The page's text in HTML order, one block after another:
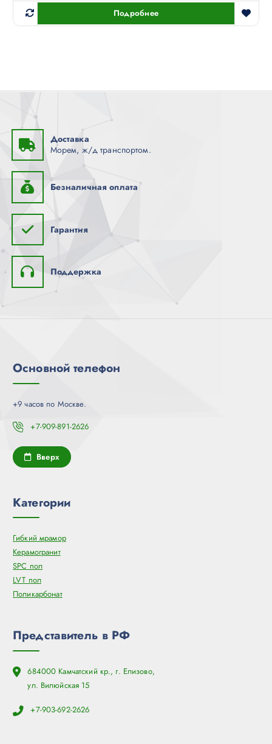
Подробнее
Доставка
Морем, ж/д транспортом.
Безналичная оплата
Гарантия
Поддержка
Основной телефон
+9 часов по Москве.
+7-909-891-2626
Вверх
Категории
Гибкий мрамор
Керамогранит
SPC пол
LVT пол
Поликарбонат
Представитель в РФ
684000 Камчатский кр., г. Елизово,
ул. Вилюйская 15
+7-903-692-2626